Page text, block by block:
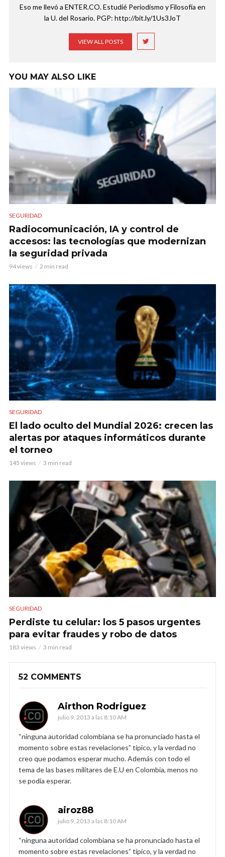
Eso me llevó a ENTER.CO. Estudié Periodismo y Filosofía en
la U. del Rosario. PGP: http://bit.ly/1Us3JoT
VIEW ALL POSTS
YOU MAY ALSO LIKE
SEGURIDAD
Radiocomunicación, IA y control de
accesos: las tecnologías que modernizan
la seguridad privada
94 views 2 min read
SEGURIDAD
El lado oculto del Mundial 2026: crecen las
alertas por ataques informáticos durante
el torneo
145 views 3 min read
SEGURIDAD
Perdiste tu celular: los 5 pasos urgentes
para evitar fraudes y robo de datos
183 views 3 min read
52 COMMENTS
Airthon Rodriguez
julio 9, 2013 a las 8:10 AM
“ninguna autoridad colombiana se ha pronunciado hasta el
momento sobre estas revelaciones” típico, y la verdad no
creo que podamos esperar mucho. Además con todo el
tema de las bases militares de E.U en Colombia, menos no
se podía esperar.
airoz88
julio 9, 2013 a las 8:10 AM
“ninguna autoridad colombiana se ha pronunciado hasta el
momento sobre estas revelaciones” típico, y la verdad no